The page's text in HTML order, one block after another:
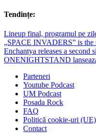
Tendințe:
Lineup final, programul pe
„SPACE INVADERS” is the
Enchantya releases a second
ONENIGHTSTAND
Parteneri
Youtube Podcast
UM Podcast
Posada Rock
FAQ
Politică cookie-uri (UE)
Contact